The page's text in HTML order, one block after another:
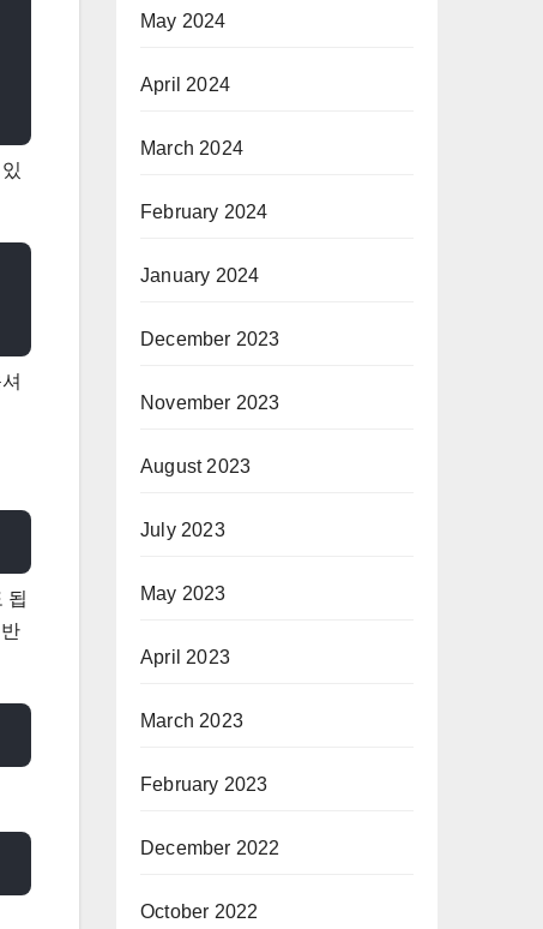
됩
May 2024
April 2024
March 2024
February 2024
January 2024
December 2023
November 2023
August 2023
July 2023
May 2023
April 2023
March 2023
February 2023
December 2022
October 2022